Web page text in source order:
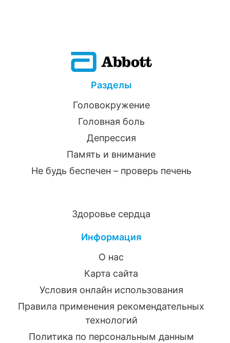
Разделы
Головокружение
Головная боль
Депрессия
Память и внимание
Не будь беспечен – проверь печень
Здоровье сердца
Информация
О нас
Карта сайта
Условия онлайн использования
Правила применения рекомендательных
технологий
Политика по персональным данным